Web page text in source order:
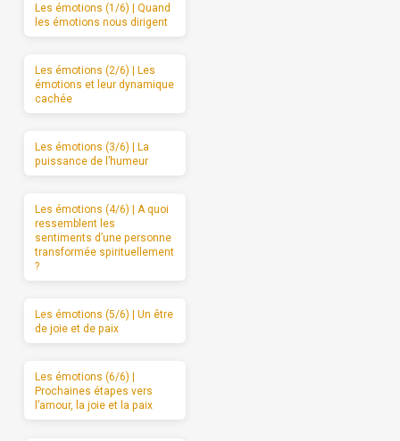
Les émotions (1/6) | Quand
les émotions nous dirigent
Les émotions (2/6) | Les
émotions et leur dynamique
cachée
Les émotions (3/6) | La
puissance de l’humeur
Les émotions (4/6) | A quoi
ressemblent les
sentiments d’une personne
transformée spirituellement
?
Les émotions (5/6) | Un être
de joie et de paix
Les émotions (6/6) |
Prochaines étapes vers
l’amour, la joie et la paix